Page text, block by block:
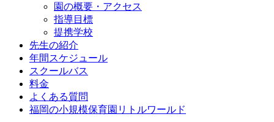
園の概要・アクセス
指導目標
提携学校
先生の紹介
年間スケジュール
スクールバス
料金
よくある質問
福岡の小規模保育園リトルワールド